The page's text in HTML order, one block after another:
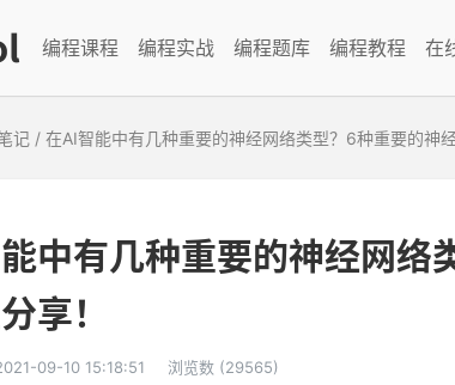
编程课程 编程实战 编程题库 编程教程 在
记 / 在AI智能中有几种重要的神经网络类型？6种重要的神经
中有几种重要的神经网络
享！
09-10 15:18:51 浏览数 (29565)